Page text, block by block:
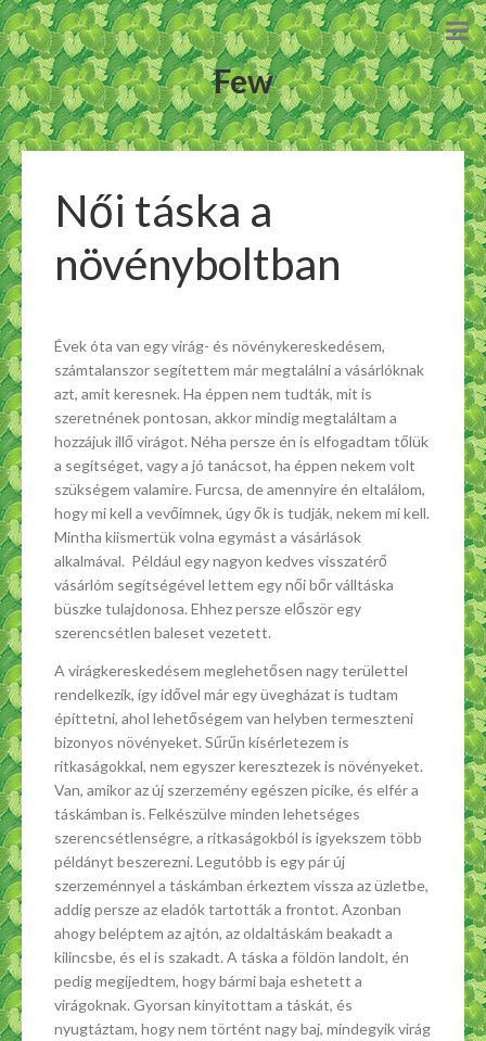
Few
Női táska a
növényboltban
Évek óta van egy virág- és növénykereskedésem,
számtalanszor segítettem már megtalálni a vásárlóknak
azt, amit keresnek. Ha éppen nem tudták, mit is
szeretnének pontosan, akkor mindig megtaláltam a
hozzájuk illő virágot. Néha persze én is elfogadtam tőlük
a segítséget, vagy a jó tanácsot, ha éppen nekem volt
szükségem valamire. Furcsa, de amennyire én eltalálom,
hogy mi kell a vevőimnek, úgy ők is tudják, nekem mi kell.
Mintha kiismertük volna egymást a vásárlások
alkalmával. Például egy nagyon kedves visszatérő
vásárlóm segítségével lettem egy női bőr válltáska
büszke tulajdonosa. Ehhez persze először egy
szerencsétlen baleset vezetett.
A virágkereskedésem meglehetősen nagy területtel
rendelkezik, így idővel már egy üvegházat is tudtam
építtetni, ahol lehetőségem van helyben termeszteni
bizonyos növényeket. Sűrűn kísérletezem is
ritkaságokkal, nem egyszer keresztezek is növényeket.
Van, amikor az új szerzemény egészen picike, és elfér a
táskámban is. Felkészülve minden lehetséges
szerencsétlenségre, a ritkaságokból is igyekszem több
példányt beszerezni. Legutóbb is egy pár új
szerzeménnyel a táskámban érkeztem vissza az üzletbe,
addig persze az eladók tartották a frontot. Azonban
ahogy beléptem az ajtón, az oldaltáskám beakadt a
kilincsbe, és el is szakadt. A táska a földön landolt, én
pedig megijedtem, hogy bármi baja eshetett a
virágoknak. Gyorsan kinyitottam a táskát, és
nyugtáztam, hogy nem történt nagy baj, mindegyik virág